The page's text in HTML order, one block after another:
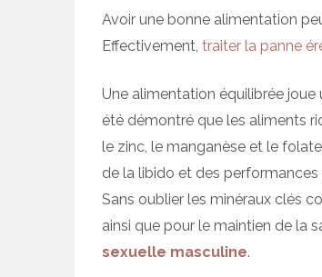
Avoir une bonne alimentation
Effectivement, traiter la panne
Une alimentation équilibrée
été démontré que les aliments
le zinc, le manganèse et le
de la libido et des performances
Sans oublier les minéraux clés
ainsi que pour le maintien de la
sexuelle masculine.